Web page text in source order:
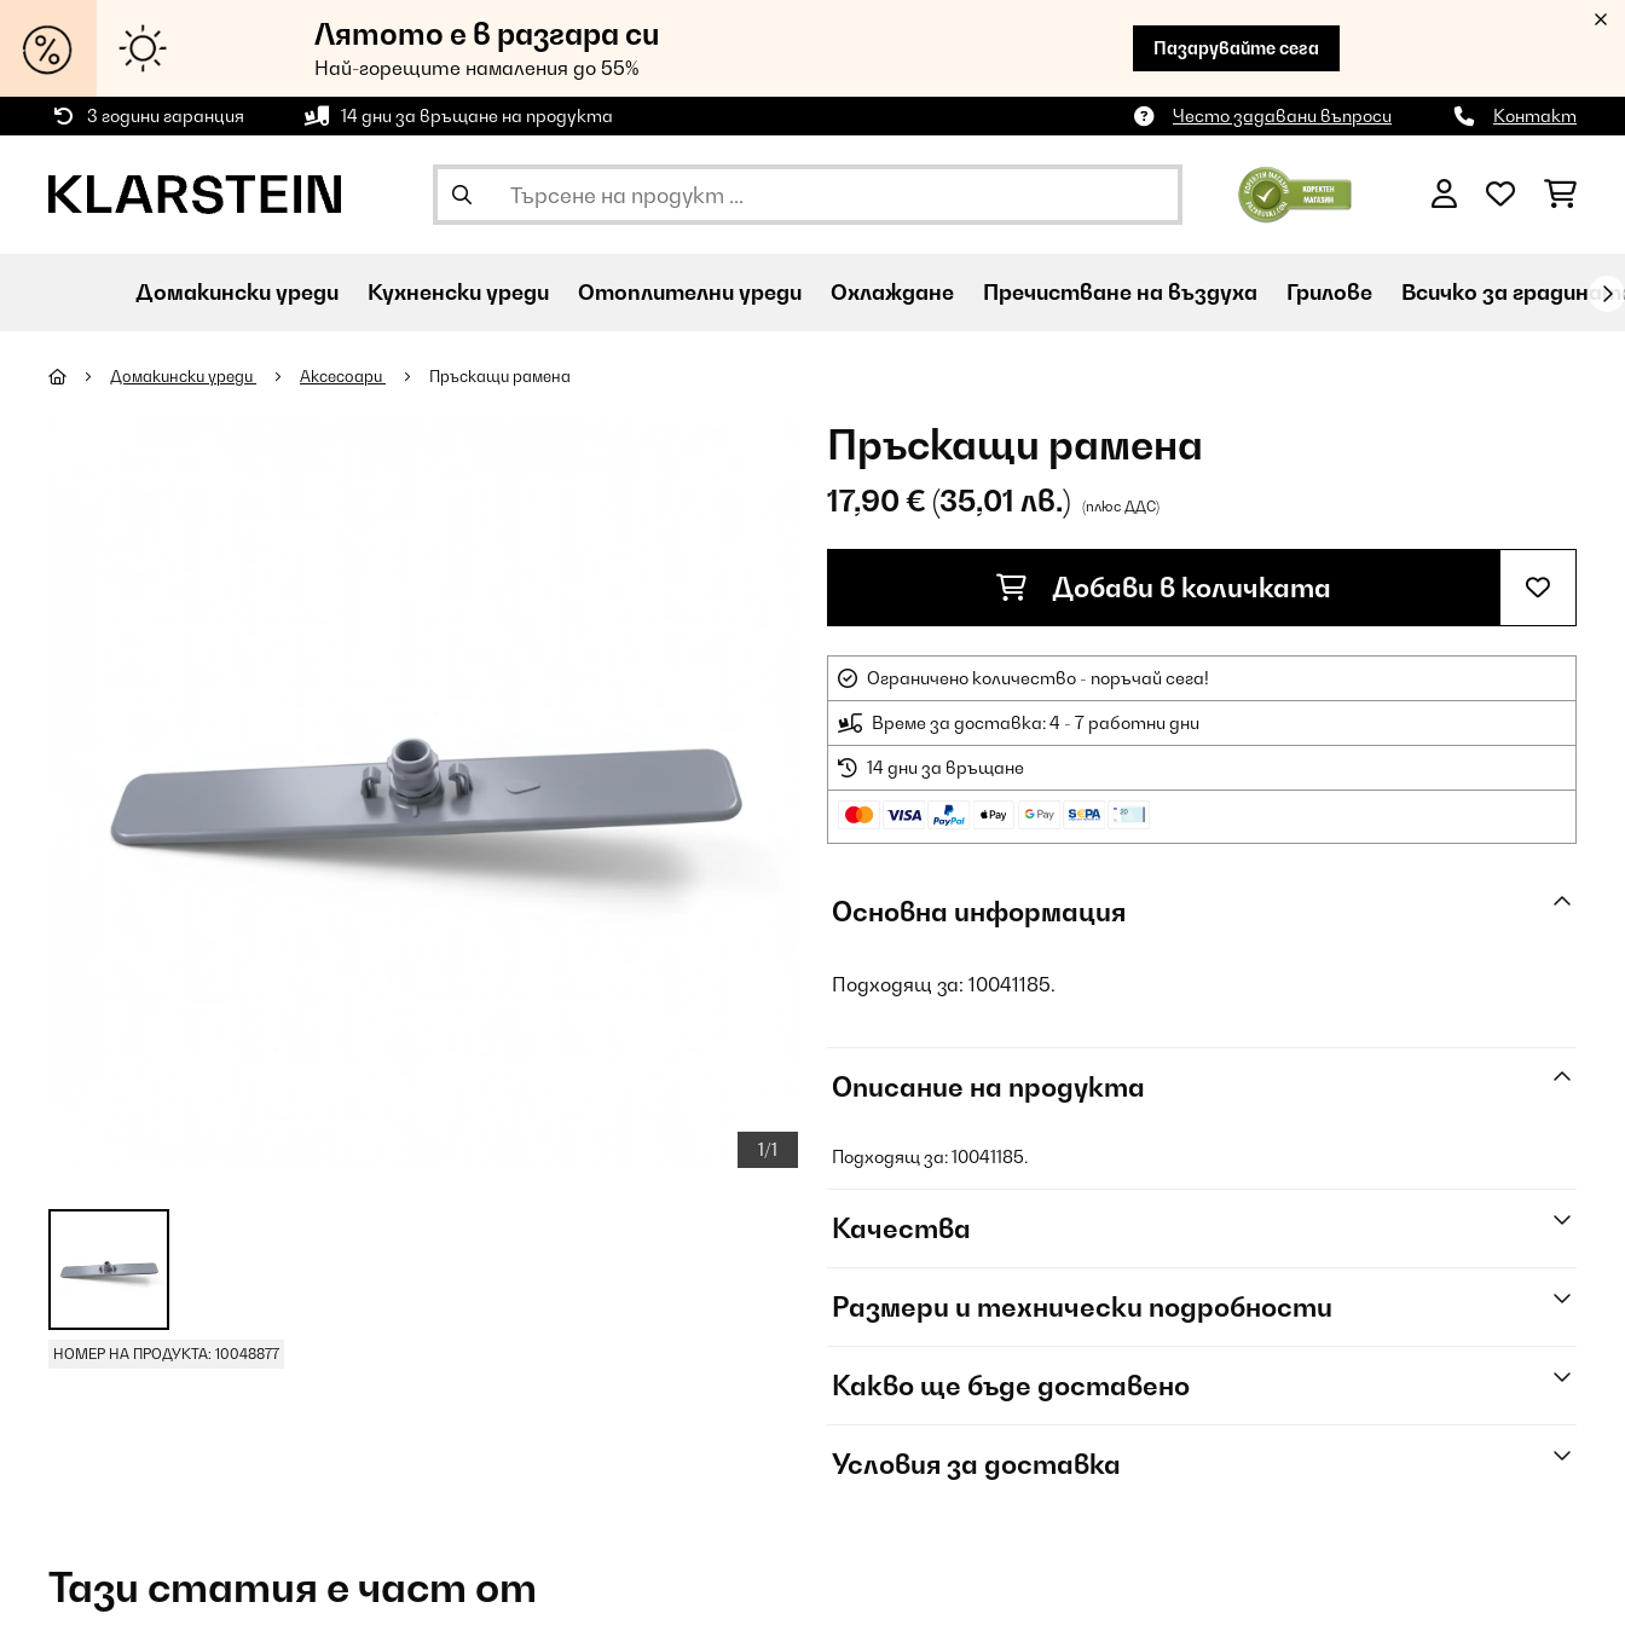
Лятото е в разгара си
Най-горещите намаления до 55%
Пазарувайте сега
3 години гаранция 14 дни за връщане на продукта Често задавани въпроси Контакт
Домакински уреди Кухненски уреди Oтоплителни уреди Охлаждане Пречистване на въздуха Грилове Всичко за
Домакински уреди Аксесоари Пръскащи рамена
1/1
НОМЕР НА ПРОДУКТА: 10048877
Пръскащи рамена
17,90 € (35,01 лв.) (плюс ДДС)
Добави в количката
Ограничено количество - поръчай сега!
Време за доставка: 4 - 7 работни дни
14 дни за връщане
Основна информация
Подходящ за: 10041185.
Описание на продукта
Подходящ за: 10041185.
Качества
Размери и технически подробности
Какво ще бъде доставено
Условия за доставка
Тази статия е част от